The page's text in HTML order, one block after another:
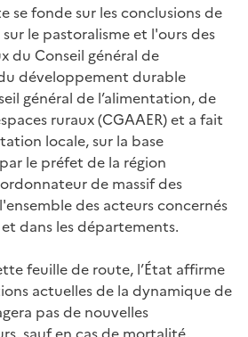
se fonde sur les conclusions de
le pastoralisme et l'ours des
du Conseil général de
développement durable
général de l’alimentation, de
ruraux (CGAAER) et a fait
locale, sur la base
le préfet de la région
de massif des
des acteurs concernés
dans les départements.
feuille de route, l’État affirme
actuelles de la dynamique de
pas de nouvelles